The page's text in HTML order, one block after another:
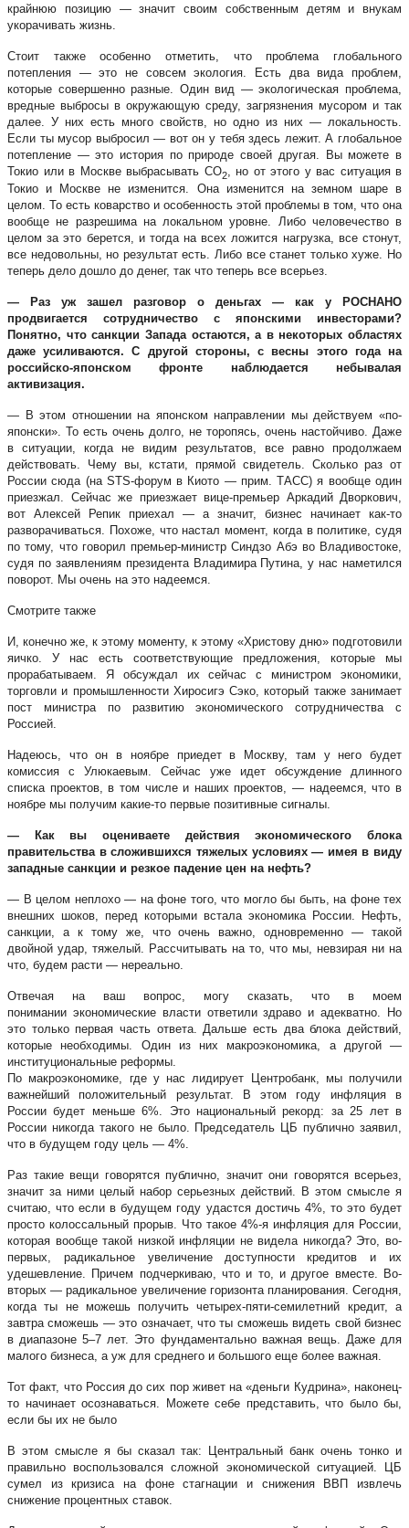
крайнюю позицию — значит своим собственным детям и внукам
укорачивать жизнь.
Стоит также особенно отметить, что проблема глобального
потепления — это не совсем экология. Есть два вида проблем,
которые совершенно разные. Один вид — экологическая проблема,
вредные выбросы в окружающую среду, загрязнения мусором и так
далее. У них есть много свойств, но одно из них — локальность.
Если ты мусор выбросил — вот он у тебя здесь лежит. А глобальное
потепление — это история по природе своей другая. Вы можете в
Токио или в Москве выбрасывать CO2, но от этого у вас ситуация в
Токио и Москве не изменится. Она изменится на земном шаре в
целом. То есть коварство и особенность этой проблемы в том, что она
вообще не разрешима на локальном уровне. Либо человечество в
целом за это берется, и тогда на всех ложится нагрузка, все стонут,
все недовольны, но результат есть. Либо все станет только хуже. Но
теперь дело дошло до денег, так что теперь все всерьез.
— Раз уж зашел разговор о деньгах — как у РОСНАНО
продвигается сотрудничество с японскими инвесторами?
Понятно, что санкции Запада остаются, а в некоторых областях
даже усиливаются. С другой стороны, с весны этого года на
российско-японском фронте наблюдается небывалая
активизация.
— В этом отношении на японском направлении мы действуем «по-
японски». То есть очень долго, не торопясь, очень настойчиво. Даже
в ситуации, когда не видим результатов, все равно продолжаем
действовать. Чему вы, кстати, прямой свидетель. Сколько раз от
России сюда (на STS-форум в Киото — прим. ТАСС) я вообще один
приезжал. Сейчас же приезжает вице-премьер Аркадий Дворкович,
вот Алексей Репик приехал — а значит, бизнес начинает как-то
разворачиваться. Похоже, что настал момент, когда в политике, судя
по тому, что говорил премьер-министр Синдзо Абэ во Владивостоке,
судя по заявлениям президента Владимира Путина, у нас наметился
поворот. Мы очень на это надеемся.
Смотрите также
И, конечно же, к этому моменту, к этому «Христову дню» подготовили
яичко. У нас есть соответствующие предложения, которые мы
прорабатываем. Я обсуждал их сейчас с министром экономики,
торговли и промышленности Хиросигэ Сэко, который также занимает
пост министра по развитию экономического сотрудничества с
Россией.
Надеюсь, что он в ноябре приедет в Москву, там у него будет
комиссия с Улюкаевым. Сейчас уже идет обсуждение длинного
списка проектов, в том числе и наших проектов, — надеемся, что в
ноябре мы получим какие-то первые позитивные сигналы.
— Как вы оцениваете действия экономического блока
правительства в сложившихся тяжелых условиях — имея в виду
западные санкции и резкое падение цен на нефть?
— В целом неплохо — на фоне того, что могло бы быть, на фоне тех
внешних шоков, перед которыми встала экономика России. Нефть,
санкции, а к тому же, что очень важно, одновременно — такой
двойной удар, тяжелый. Рассчитывать на то, что мы, невзирая ни на
что, будем расти — нереально.
Отвечая на ваш вопрос, могу сказать, что в моем
понимании экономические власти ответили здраво и адекватно. Но
это только первая часть ответа. Дальше есть два блока действий,
которые необходимы. Один из них макроэкономика, а другой —
институциональные реформы.
По макроэкономике, где у нас лидирует Центробанк, мы получили
важнейший положительный результат. В этом году инфляция в
России будет меньше 6%. Это национальный рекорд: за 25 лет в
России никогда такого не было. Председатель ЦБ публично заявил,
что в будущем году цель — 4%.
Раз такие вещи говорятся публично, значит они говорятся всерьез,
значит за ними целый набор серьезных действий. В этом смысле я
считаю, что если в будущем году удастся достичь 4%, то это будет
просто колоссальный прорыв. Что такое 4%-я инфляция для России,
которая вообще такой низкой инфляции не видела никогда? Это, во-
первых, радикальное увеличение доступности кредитов и их
удешевление. Причем подчеркиваю, что и то, и другое вместе. Во-
вторых — радикальное увеличение горизонта планирования. Сегодня,
когда ты не можешь получить четырех-пяти-семилетний кредит, а
завтра сможешь — это означает, что ты сможешь видеть свой бизнес
в диапазоне 5–7 лет. Это фундаментально важная вещь. Даже для
малого бизнеса, а уж для среднего и большого еще более важная.
Тот факт, что Россия до сих пор живет на «деньги Кудрина», наконец-
то начинает осознаваться. Можете себе представить, что было бы,
если бы их не было
В этом смысле я бы сказал так: Центральный банк очень тонко и
правильно воспользовался сложной экономической ситуацией. ЦБ
сумел из кризиса на фоне стагнации и снижения ВВП извлечь
снижение процентных ставок.